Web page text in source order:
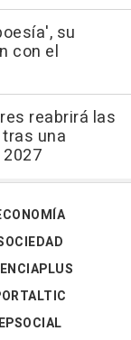
su
con el
reabrirá las
una
EPSOCIAL